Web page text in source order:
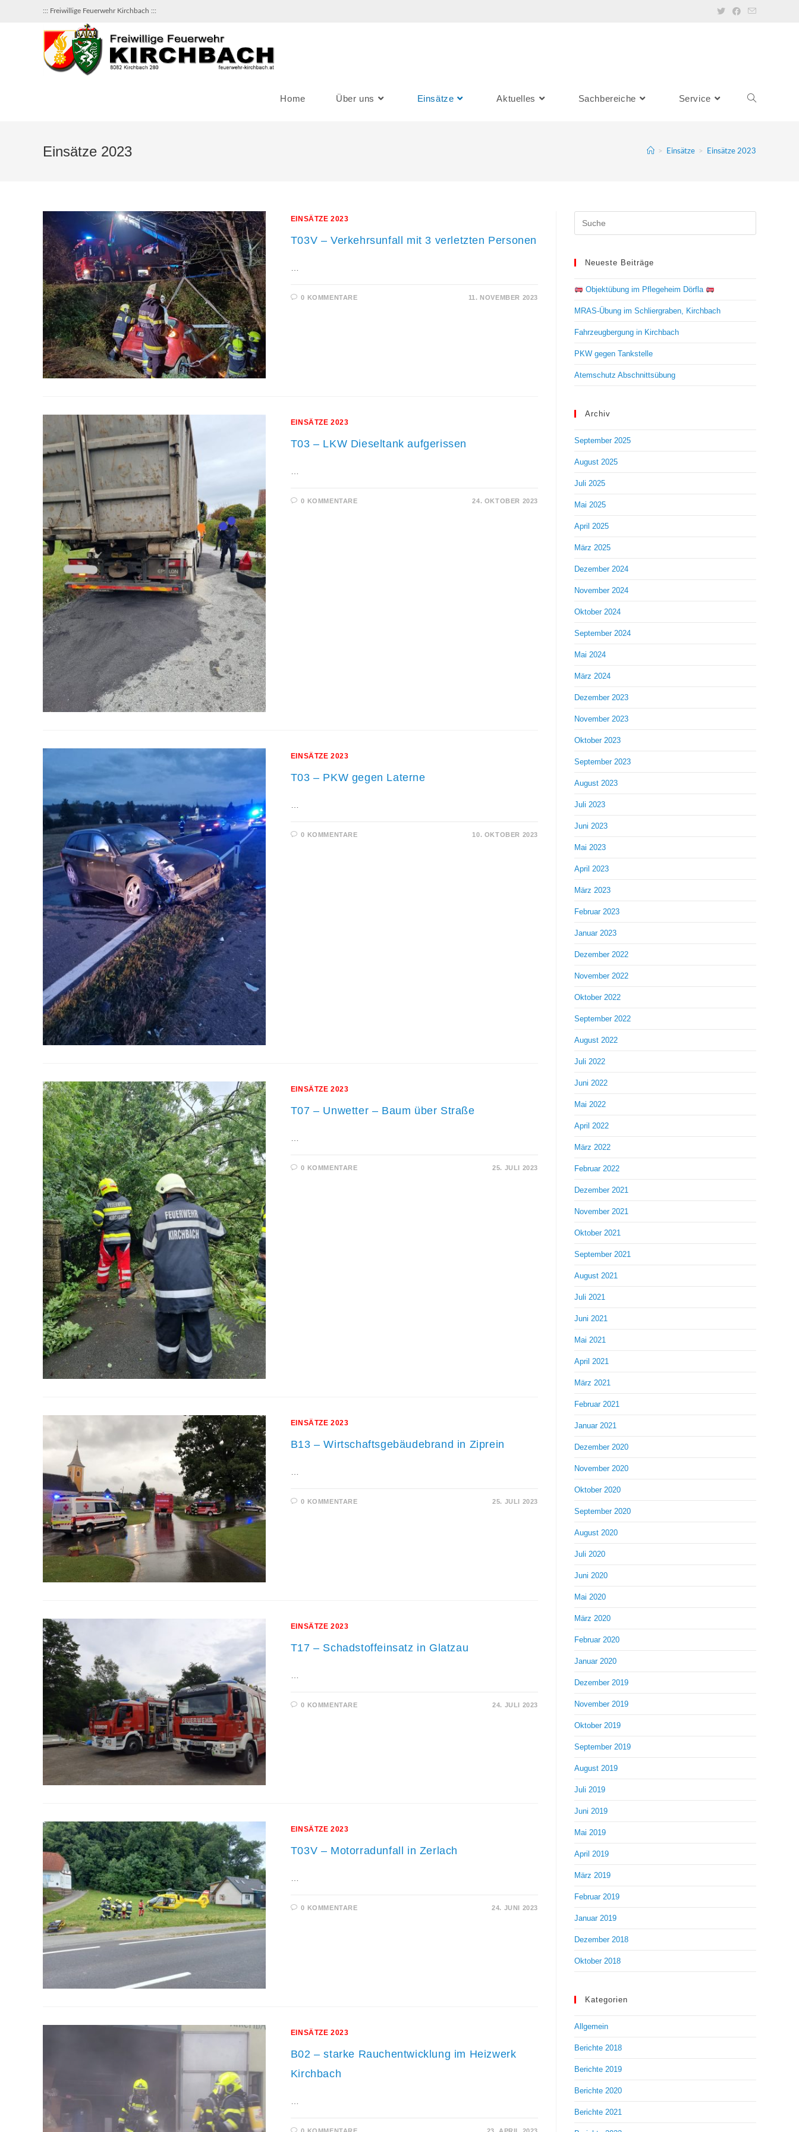
::: Freiwillige Feuerwehr Kirchbach :::
Home Über uns Einsätze Aktuelles Sachbereiche Service Toggle
Einsätze 2023 > Einsätze > Einsätze 2023
EINSÄTZE 2023
T03V – Verkehrsunfall mit 3 verletzten Personen
0 KOMMENTARE 11. NOVEMBER 2023
EINSÄTZE 2023
T03 – LKW Dieseltank aufgerissen
0 KOMMENTARE 24. OKTOBER 2023
EINSÄTZE 2023
T03 – PKW gegen Laterne
0 KOMMENTARE 10. OKTOBER 2023
EINSÄTZE 2023
T07 – Unwetter – Baum über Straße
0 KOMMENTARE 25. JULI 2023
EINSÄTZE 2023
B13 – Wirtschaftsgebäudebrand in Ziprein
0 KOMMENTARE 25. JULI 2023
EINSÄTZE 2023
T17 – Schadstoffeinsatz in Glatzau
0 KOMMENTARE 24. JULI 2023
EINSÄTZE 2023
T03V – Motorradunfall in Zerlach
0 KOMMENTARE 24. JUNI 2023
EINSÄTZE 2023
B02 – starke Rauchentwicklung im Heizwerk
Kirchbach
Neueste Beiträge
Objektübung im Pflegeheim Dörfla
MRAS-Übung im Schliergraben, Kirchbach
Fahrzeugbergung in Kirchbach
PKW gegen Tankstelle
Atemschutz Abschnittsübung
Archiv
September 2025
August 2025
Juli 2025
Mai 2025
April 2025
März 2025
Dezember 2024
November 2024
Oktober 2024
September 2024
Mai 2024
März 2024
Dezember 2023
November 2023
Oktober 2023
September 2023
August 2023
Juli 2023
Juni 2023
Mai 2023
April 2023
März 2023
Februar 2023
Januar 2023
Dezember 2022
November 2022
Oktober 2022
September 2022
August 2022
Juli 2022
Juni 2022
Mai 2022
April 2022
März 2022
Februar 2022
Dezember 2021
November 2021
Oktober 2021
September 2021
August 2021
Juli 2021
Juni 2021
Mai 2021
April 2021
März 2021
Februar 2021
Januar 2021
Dezember 2020
November 2020
Oktober 2020
September 2020
August 2020
Juli 2020
Juni 2020
Mai 2020
März 2020
Februar 2020
Januar 2020
Dezember 2019
November 2019
Oktober 2019
September 2019
August 2019
Juli 2019
Juni 2019
Mai 2019
April 2019
März 2019
Februar 2019
Januar 2019
Dezember 2018
Oktober 2018
Kategorien
Allgemein
Berichte 2018
Berichte 2019
Berichte 2020
Berichte 2021